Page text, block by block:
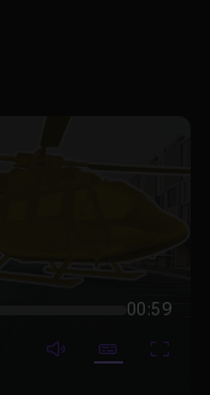
00:59
mute video
Subtitles